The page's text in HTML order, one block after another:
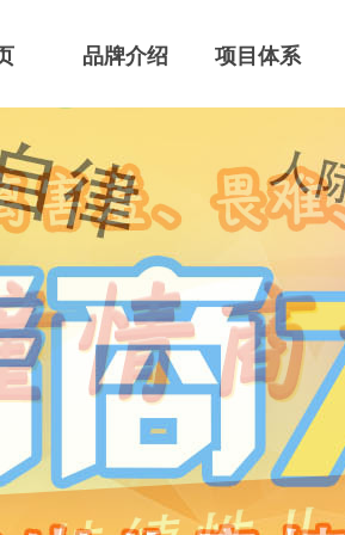
品牌介绍 项目体系